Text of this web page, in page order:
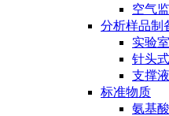
空气
分析样品制
实验
针头
支撑
标准物质
氨基